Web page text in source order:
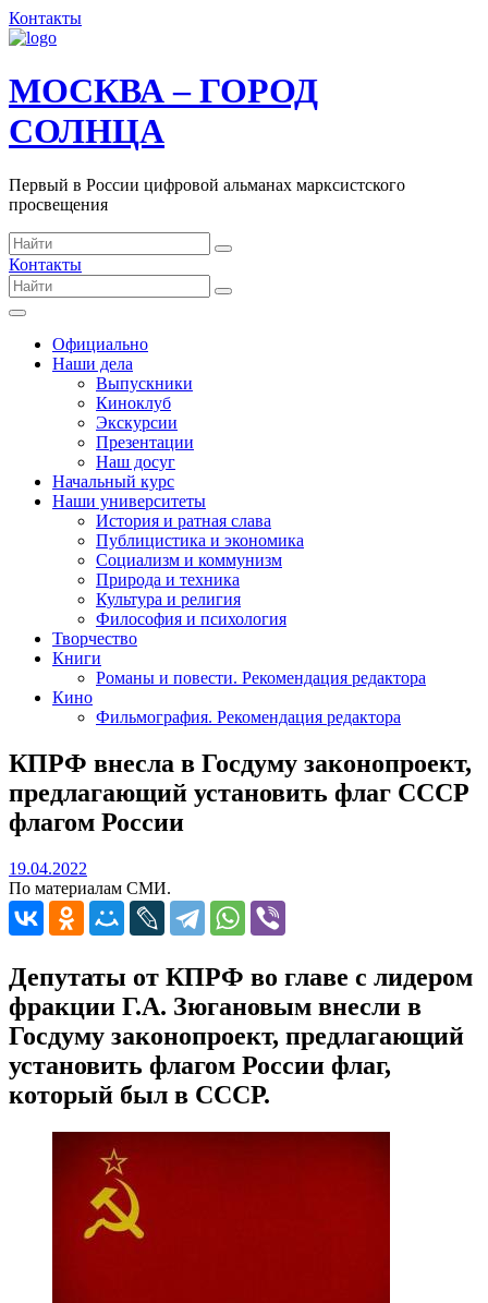
Контакты
МОСКВА – ГОРОД
СОЛНЦА
Первый в России цифровой альманах марксистского
просвещения
Контакты
Официально
Наши дела
Выпускники
Киноклуб
Экскурсии
Презентации
Наш досуг
Начальный курс
Наши университеты
История и ратная слава
Публицистика и экономика
Социализм и коммунизм
Природа и техника
Культура и религия
Философия и психология
Творчество
Книги
Романы и повести. Рекомендация редактора
Кино
Фильмография. Рекомендация редактора
КПРФ внесла в Госдуму законопроект,
предлагающий установить флаг СССР
флагом России
19.04.2022
По материалам СМИ.
Депутаты от КПРФ во главе с лидером
фракции Г.А. Зюгановым внесли в
Госдуму законопроект, предлагающий
установить флагом России флаг,
который был в СССР.